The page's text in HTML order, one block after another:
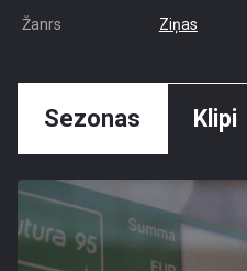
Žanrs Ziņas
Sezonas Klipi